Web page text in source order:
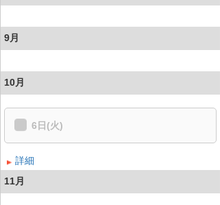
9月
10月
6日(火)
詳細
11月